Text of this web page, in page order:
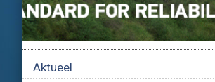
Aktueel